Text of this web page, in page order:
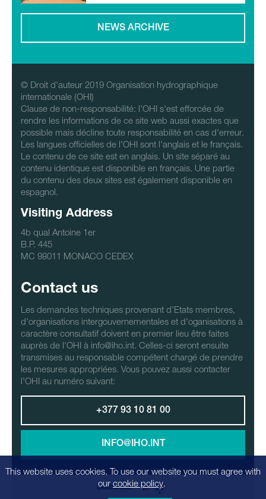
NEWS ARCHIVE
© Droit d'auteur 2019 Organisation hydrographique
internationale (OHI)
Clause de non-responsabilité: l'OHI s'est efforcée de
rendre les informations de ce site web aussi exactes que
possible mais décline toute responsabilité en cas d'erreur.
Les langues officielles de l'OHI sont l'anglais et le français.
Le contenu de ce site est en anglais. Un site séparé au
contenu identique est disponible en français. Une partie
du contenu des deux sites est également disponible en
espagnol.
Visiting Address
4b qual Antoine 1er
B.P. 445
MC 98011 MONACO CEDEX
Contact us
Les demandes techniques provenant d'Etats membres,
d'organisations intergouvernementales et d'oganisations à
caractère consultatif doivent en premier lieu être faites
auprès de l'OHI à info@iho.int. Celles-ci seront ensuite
transmises au responsable compétent chargé de prendre
les mesures appropriées. Vous pouvez aussi contacter
l'OHI au numéro suivant:
+377 93 10 81 00
INFO@IHO.INT
LANGUAGE:
This website uses cookies. To use our website you must agree with
our cookie policy.